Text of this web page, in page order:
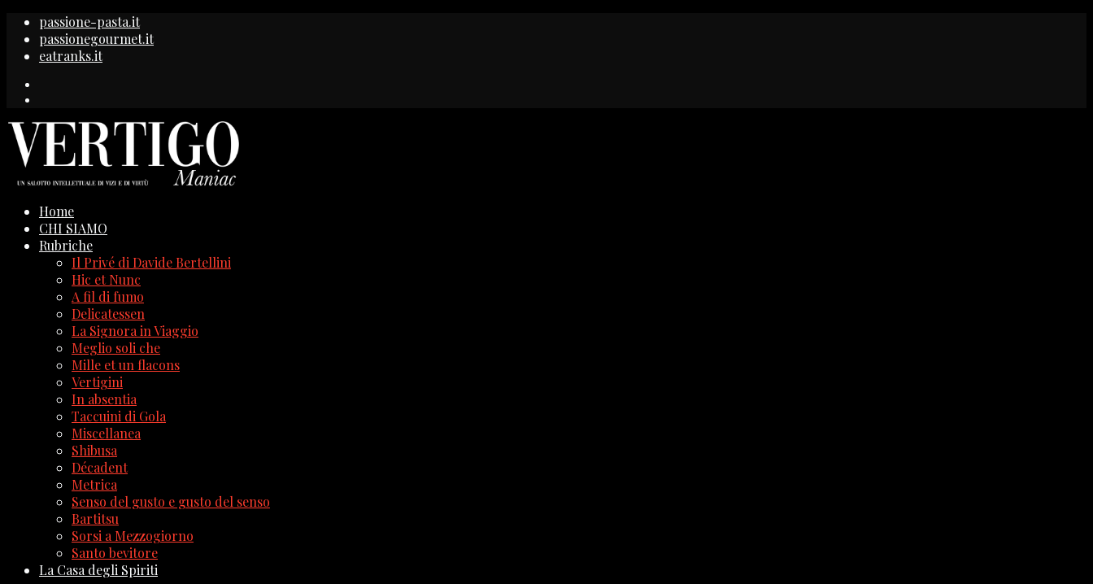
passione-pasta.it
passionegourmet.it
eatranks.it
Home
CHI SIAMO
Rubriche
Il Privé di Davide Bertellini
Hic et Nunc
A fil di fumo
Delicatessen
La Signora in Viaggio
Meglio soli che
Mille et un flacons
Vertigini
In absentia
Taccuini di Gola
Miscellanea
Shibusa
Décadent
Metrica
Senso del gusto e gusto del senso
Bartitsu
Sorsi a Mezzogiorno
Santo bevitore
La Casa degli Spiriti